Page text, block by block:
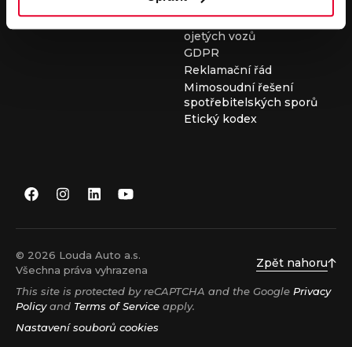
Všeobecné obchodní
podmínky při nákupu
ojetých vozů
GDPR
Reklamační řád
Mimosoudní řešení
spotřebitelských sporů
Etický kodex
© 2026 Louda Auto a.s.
Všechna práva vyhrazena
Zpět nahoru
This site is protected by reCAPTCHA and the Google Privacy
Policyand Terms of Service apply.
Nastavení souborů cookies